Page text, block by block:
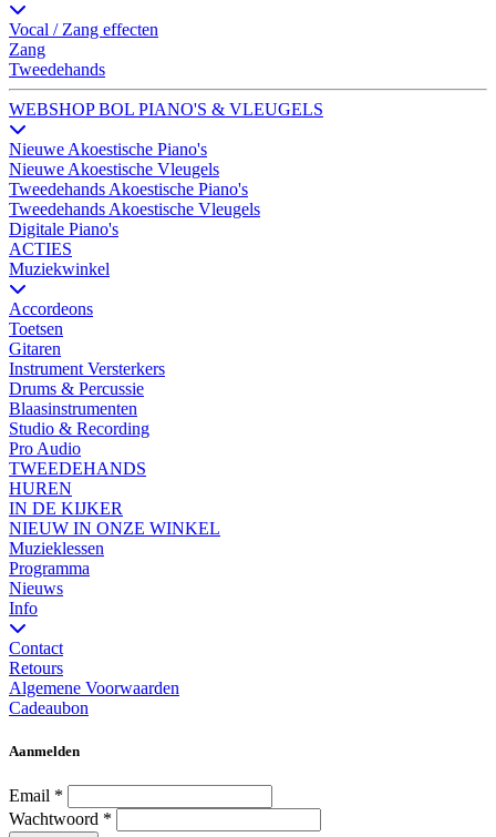
Vocal / Zang effecten
Zang
Tweedehands
WEBSHOP BOL PIANO'S & VLEUGELS
Nieuwe Akoestische Piano's
Nieuwe Akoestische Vleugels
Tweedehands Akoestische Piano's
Tweedehands Akoestische Vleugels
Digitale Piano's
ACTIES
Muziekwinkel
Accordeons
Toetsen
Gitaren
Instrument Versterkers
Drums & Percussie
Blaasinstrumenten
Studio & Recording
Pro Audio
TWEEDEHANDS
HUREN
IN DE KIJKER
NIEUW IN ONZE WINKEL
Muzieklessen
Programma
Nieuws
Info
Contact
Retours
Algemene Voorwaarden
Cadeaubon
Aanmelden
Email *
Wachtwoord *